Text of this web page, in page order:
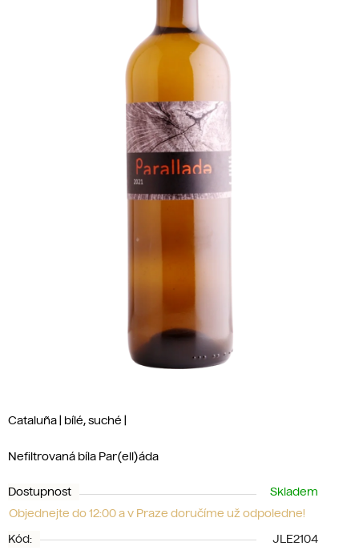
Cataluña | bílé, suché |
Nefiltrovaná bíla Par(ell)áda
Dostupnost
Skladem
Objednejte do 12:00 a v Praze doručíme už odpoledne!
Kód:
JLE2104